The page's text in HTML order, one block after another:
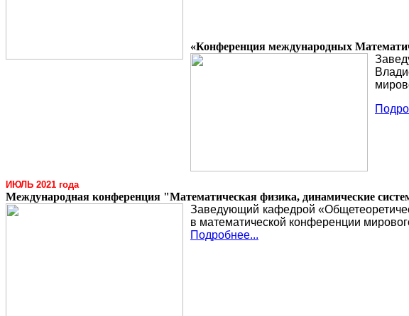
«Конференция международных
ИЮЛЬ 2021 года
Международная конференция "Математическая физика, динамические
Заведующий кафедрой
в математической конференции
Подробнее...